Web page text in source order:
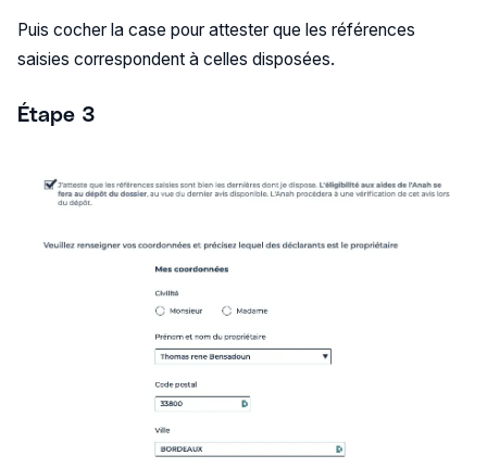
Puis cocher la case pour attester que les références
saisies correspondent à celles disposées.
Étape 3